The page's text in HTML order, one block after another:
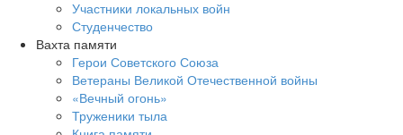
Участники локальных войн
Студенчество
Вахта памяти
Герои Советского Союза
Ветераны Великой Отечественной войны
«Вечный огонь»
Труженики тыла